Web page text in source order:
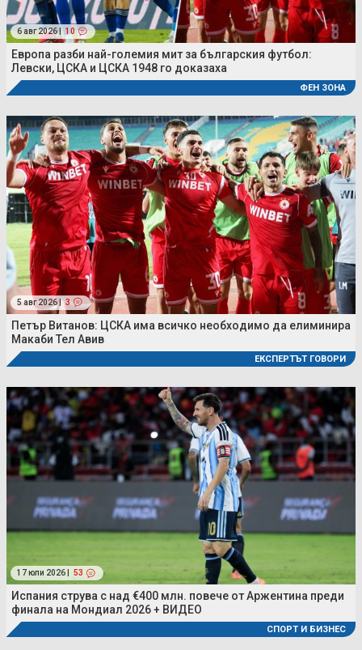
6 авг 2026 | 10
Европа разби най-големия мит за българския футбол:
Левски, ЦСКА и ЦСКА 1948 го доказаха
ФЕН ЗОНА
5 авг 2026 | 3
Петър Витанов: ЦСКА има всичко необходимо да елиминира
Макаби Тел Авив
ЕКСПЕРТЪТ ГОВОРИ
17 юли 2026 | 53
Испания струва с над €400 млн. повече от Аржентина преди
финала на Мондиал 2026 + ВИДЕО
СПОРТ И БИЗНЕС